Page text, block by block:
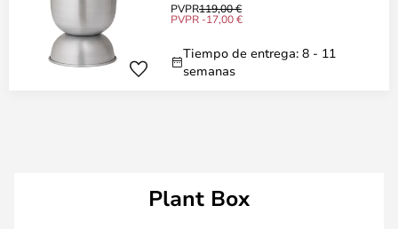
PVPR119,00 €
PVPR -17,00 €
Tiempo de entrega: 8 - 11
semanas
Plant Box